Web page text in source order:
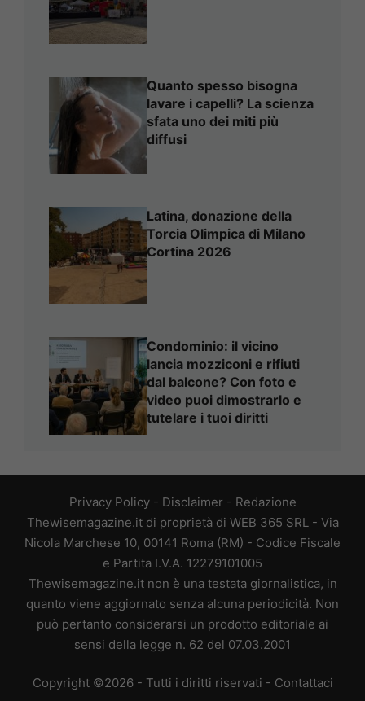
Quanto spesso bisogna
lavare i capelli? La scienza
sfata uno dei miti più
diffusi
Latina, donazione della
Torcia Olimpica di Milano
Cortina 2026
Condominio: il vicino
lancia mozziconi e rifiuti
dal balcone? Con foto e
video puoi dimostrarlo e
tutelare i tuoi diritti
Privacy Policy- Disclaimer - Redazione
Thewisemagazine.it di proprietà di WEB 365 SRL - Via
Nicola Marchese 10, 00141 Roma (RM) - Codice Fiscale
e Partita I.V.A. 12279101005
Thewisemagazine.it non è una testata giornalistica, in
quanto viene aggiornato senza alcuna periodicità. Non
può pertanto considerarsi un prodotto editoriale ai
sensi della legge n. 62 del 07.03.2001
Copyright ©2026 - Tutti i diritti riservati - Contattaci